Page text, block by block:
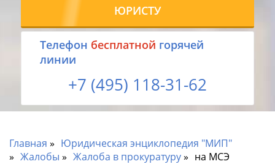
ЮРИСТУ
Tелефон бесплатной горячей
линии
+7 (495) 118-31-62
Главная
Юридическая энциклопедия "МИП"
Жалобы
Жалоба в прокуратуру на МСЭ